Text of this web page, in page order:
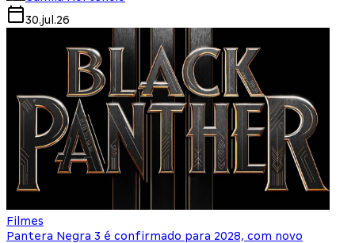
30.jul.26
Filmes
Pantera Negra 3 é confirmado para 2028, com novo